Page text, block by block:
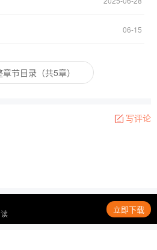
06-15
节目录（共5章）
写评论
立即下载